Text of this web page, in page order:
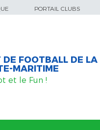
PORTAIL CLUBS
DE FOOTBALL DE LA
MARITIME
et le Fun !